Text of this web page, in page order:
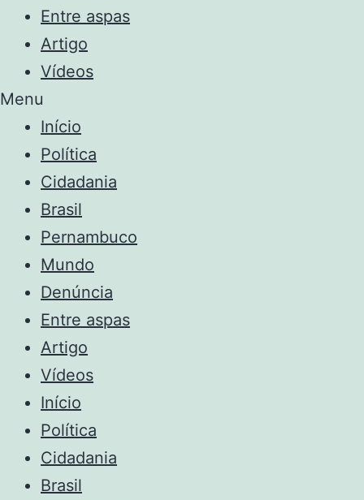
Entre aspas
Artigo
Vídeos
Menu
Início
Política
Cidadania
Brasil
Pernambuco
Mundo
Denúncia
Entre aspas
Artigo
Vídeos
Início
Política
Cidadania
Brasil